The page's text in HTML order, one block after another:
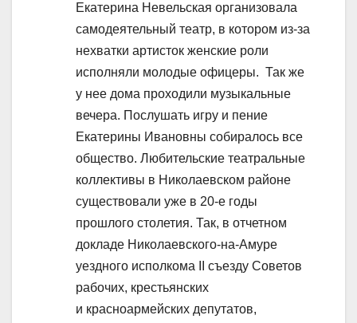
Екатерина Невельская организовала
самодеятельный театр, в котором из-за
нехватки артисток женские роли
исполняли молодые офицеры. Так же
у нее дома проходили музыкальные
вечера. Послушать игру и пение
Екатерины Ивановны собиралось все
общество. Любительские театральные
коллективы в Николаевском районе
существовали уже в 20-е годы
прошлого столетия. Так, в отчетном
докладе Николаевского-на-Амуре
уездного исполкома II съезду Советов
рабочих, крестьянских
и красноармейских депутатов,